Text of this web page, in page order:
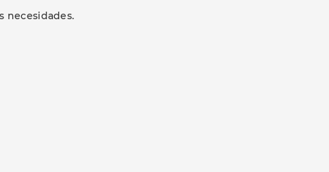
necesidades.